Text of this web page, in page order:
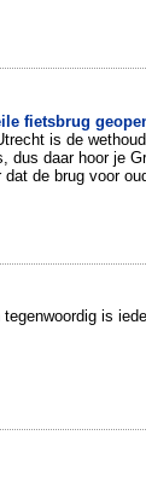
fietsbrug
is de
dus daar hoor je
de brug voor
is